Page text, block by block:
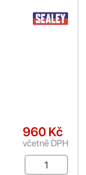
960 Kč
včetně DPH